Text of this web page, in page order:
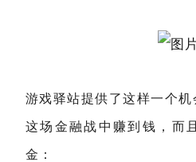
游戏驿站提供了这样一个
这场金融战中赚到钱，而
金：